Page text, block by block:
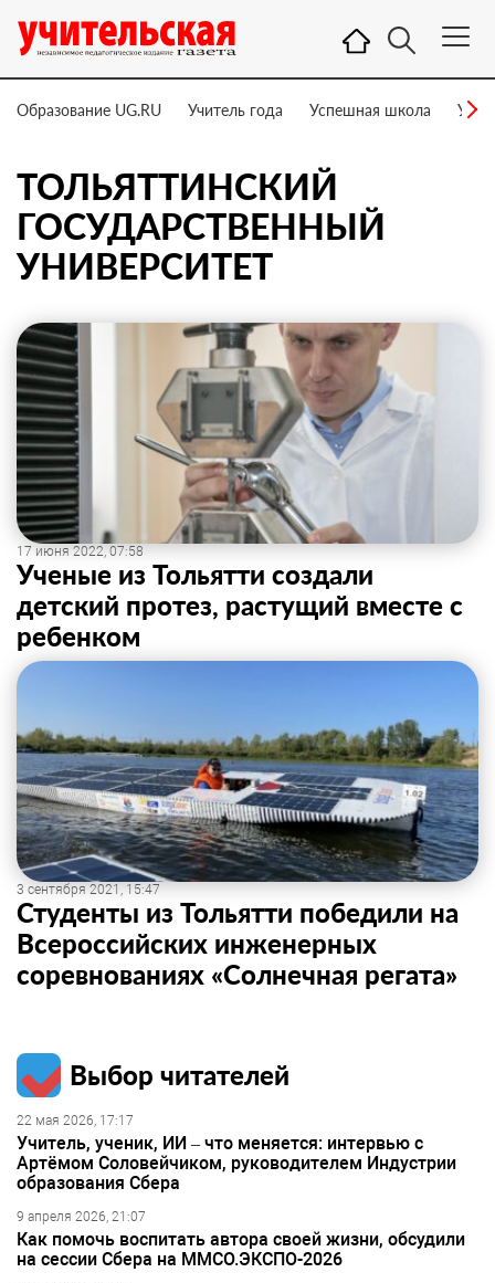
Образование UG.RU Учитель года Успешная школа
ТОЛЬЯТТИНСКИЙ
ГОСУДАРСТВЕННЫЙ
УНИВЕРСИТЕТ
17 июня 2022, 07:58
Ученые из Тольятти создали
детский протез, растущий вместе с
ребенком
3 сентября 2021, 15:47
Студенты из Тольятти победили на
Всероссийских инженерных
соревнованиях «Солнечная регата»
Выбор читателей
22 мая 2026, 17:17
Учитель, ученик, ИИ – что меняется: интервью с
Артёмом Соловейчиком, руководителем Индустрии
образования Сбера
9 апреля 2026, 21:07
Как помочь воспитать автора своей жизни, обсудили
на сессии Сбера на ММСО.ЭКСПО-2026